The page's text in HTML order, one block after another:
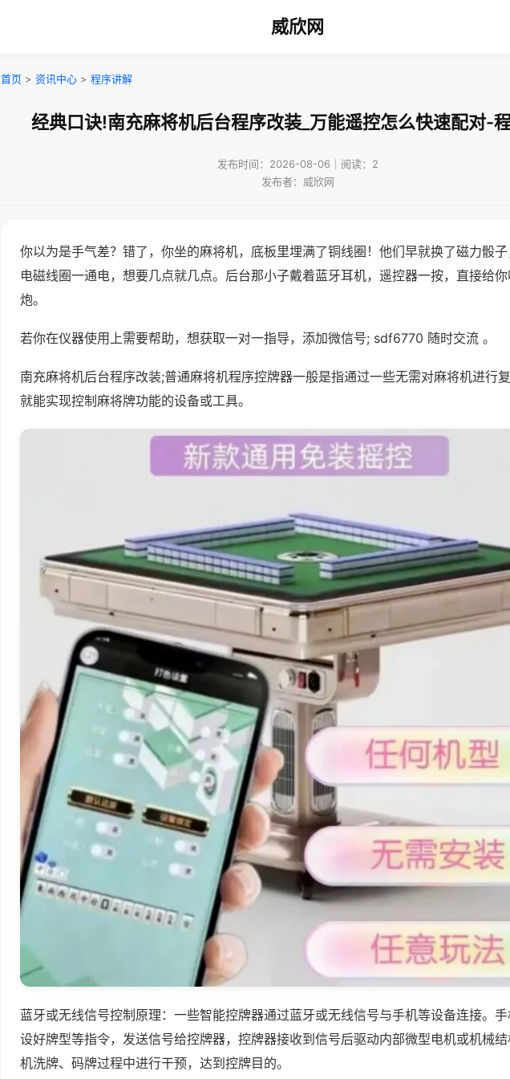
威欣网
首页 > 资讯中心 > 程序讲解
经典口诀!南充麻将机后台程序改装_万能遥控怎么快速配对-
发布时间：2026-08-06｜阅读：2
发布者：威欣网
你以为是手气差？错了，你坐的麻将机，底板里埋满了铜线圈！他们早就换了磁力骰
电磁线圈一通电，想要几点就几点。后台那小子戴着蓝牙耳机，遥控器一按，直接给
炮。
若你在仪器使用上需要帮助，想获取一对一指导，添加微信号; sdf6770 随时交流 。
南充麻将机后台程序改装;普通麻将机程序控牌器一般是指通过一些无需对麻将机进行
就能实现控制麻将牌功能的设备或工具。
蓝牙或无线信号控制原理：一些智能控牌器通过蓝牙或无线信号与手机等设备连接。
设好牌型等指令，发送信号给控牌器，控牌器接收到信号后驱动内部微型电机或机械
机洗牌、码牌过程中进行干预，达到控牌目的。